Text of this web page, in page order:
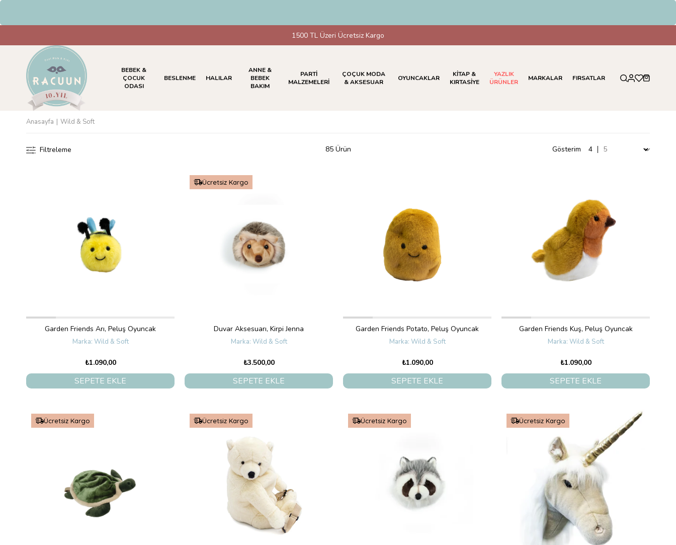
1500 TL Üzeri Ücretsiz Kargo
BEBEK &
ÇOCUK
ODASI
BESLENME HALILAR
ANNE &
BEBEK
BAKIM
PARTİ
MALZEMELERİ
ÇOÇUK MODA
& AKSESUAR
OYUNCAKLAR
KİTAP &
KIRTASİYE
YAZLIK
ÜRÜNLER
MARKALAR FIRSATLAR
Anasayfa Wild & Soft
Filtreleme 85 Ürün
Garden Friends Arı, Peluş Oyuncak
Wild & Soft
₺1.090,00
SEPETE EKLE
Duvar Aksesuarı, Kirpi Jenna
Wild & Soft
₺3.500,00
SEPETE EKLE
Ücretsiz Kargo
Garden Friends Potato, Peluş Oyuncak
Wild & Soft
₺1.090,00
SEPETE EKLE
Garden Friends Kuş, Peluş Oyuncak
Wild & Soft
₺1.090,00
SEPETE EKLE
Ücretsiz Kargo Ücretsiz Kargo Ücretsiz Kargo Ücretsiz Kargo